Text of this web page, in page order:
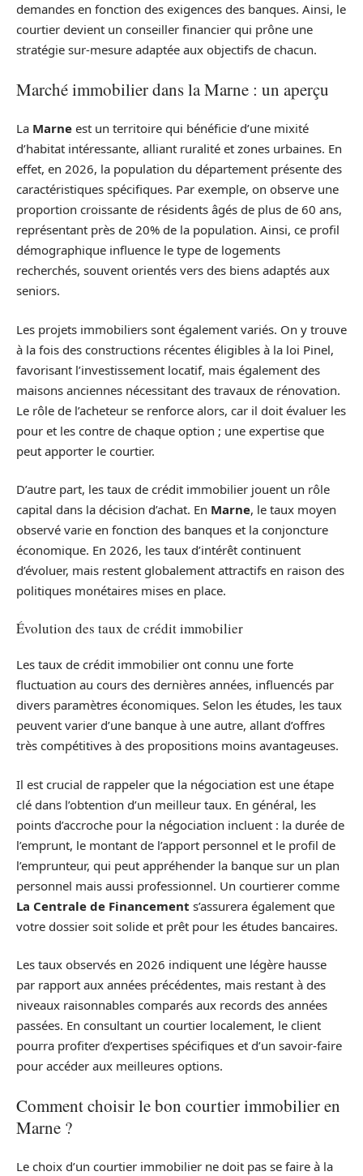
demandes en fonction des exigences des banques. Ainsi, le
courtier devient un conseiller financier qui prône une
stratégie sur-mesure adaptée aux objectifs de chacun.
Marché immobilier dans la Marne : un aperçu
La Marne est un territoire qui bénéficie d’une mixité
d’habitat intéressante, alliant ruralité et zones urbaines. En
effet, en 2026, la population du département présente des
caractéristiques spécifiques. Par exemple, on observe une
proportion croissante de résidents âgés de plus de 60 ans,
représentant près de 20% de la population. Ainsi, ce profil
démographique influence le type de logements
recherchés, souvent orientés vers des biens adaptés aux
seniors.
Les projets immobiliers sont également variés. On y trouve
à la fois des constructions récentes éligibles à la loi Pinel,
favorisant l’investissement locatif, mais également des
maisons anciennes nécessitant des travaux de rénovation.
Le rôle de l’acheteur se renforce alors, car il doit évaluer les
pour et les contre de chaque option ; une expertise que
peut apporter le courtier.
D’autre part, les taux de crédit immobilier jouent un rôle
capital dans la décision d’achat. En Marne, le taux moyen
observé varie en fonction des banques et la conjoncture
économique. En 2026, les taux d’intérêt continuent
d’évoluer, mais restent globalement attractifs en raison des
politiques monétaires mises en place.
Évolution des taux de crédit immobilier
Les taux de crédit immobilier ont connu une forte
fluctuation au cours des dernières années, influencés par
divers paramètres économiques. Selon les études, les taux
peuvent varier d’une banque à une autre, allant d’offres
très compétitives à des propositions moins avantageuses.
Il est crucial de rappeler que la négociation est une étape
clé dans l’obtention d’un meilleur taux. En général, les
points d’accroche pour la négociation incluent : la durée de
l’emprunt, le montant de l’apport personnel et le profil de
l’emprunteur, qui peut appréhender la banque sur un plan
personnel mais aussi professionnel. Un courtierer comme
La Centrale de Financement s’assurera également que
votre dossier soit solide et prêt pour les études bancaires.
Les taux observés en 2026 indiquent une légère hausse
par rapport aux années précédentes, mais restant à des
niveaux raisonnables comparés aux records des années
passées. En consultant un courtier localement, le client
pourra profiter d’expertises spécifiques et d’un savoir-faire
pour accéder aux meilleures options.
Comment choisir le bon courtier immobilier en
Marne ?
Le choix d’un courtier immobilier ne doit pas se faire à la